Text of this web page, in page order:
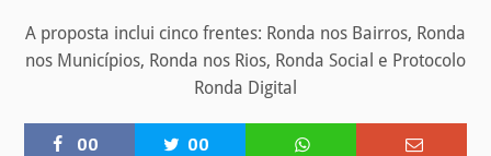
A proposta inclui cinco frentes: Ronda nos Bairros, Ronda
nos Municípios, Ronda nos Rios, Ronda Social e Protocolo
Ronda Digital
00 00